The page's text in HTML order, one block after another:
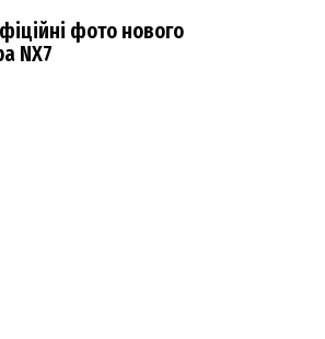
фото нового
NX7